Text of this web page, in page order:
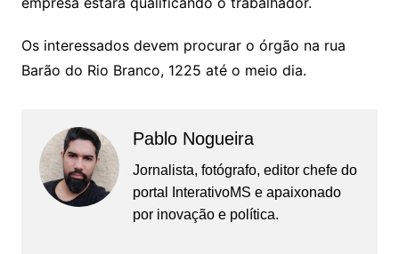
Os interessados devem procurar o órgão na rua
Barão do Rio Branco, 1225 até o meio dia.
Pablo Nogueira
Jornalista, fotógrafo, editor chefe do
portal InterativoMS e apaixonado
por inovação e política.